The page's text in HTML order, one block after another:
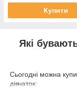
Купити
Які
Сьогодні можна
дівчаток: